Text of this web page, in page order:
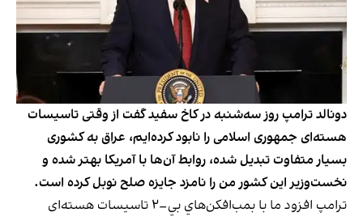
دونالد ترامپ روز سه‌شنبه در کاخ سفید گفت از وقتی تاسیسات
هسته‌ای جمهوری اسلامی را نابود کرده‌ایم، عراق به کشوری
بسیار متفاوت تبدیل شده، روابط آن‌ها با آمریکا بهتر شده و
نخست‌وزیر این کشور من را نامزد جایزه صلح نوبل کرده است.
ترامپ افزود ما با بمب‌افکن‌هاي بي–٢ تاسیسات هسته‌ای